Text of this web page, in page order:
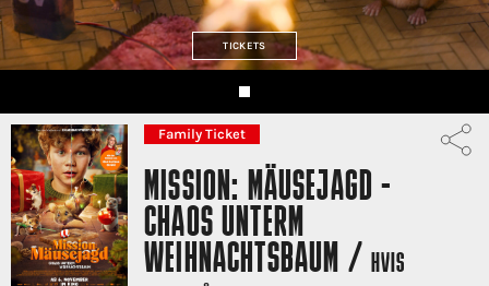
TICKETS
Family Ticket
MISSION: MÄUSEJAGD -
CHAOS UNTERM
WEIHNACHTSBAUM / HVIS